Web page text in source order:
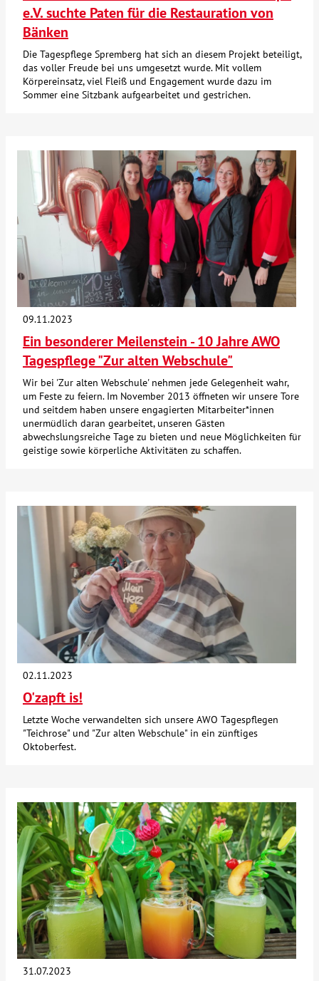
e.V. suchte Paten für die Restauration von
Bänken
Die Tagespflege Spremberg hat sich an diesem Projekt beteiligt,
das voller Freude bei uns umgesetzt wurde. Mit vollem
Körpereinsatz, viel Fleiß und Engagement wurde dazu im
Sommer eine Sitzbank aufgearbeitet und gestrichen.
09.11.2023
Ein besonderer Meilenstein - 10 Jahre AWO
Tagespflege "Zur alten Webschule"
Wir bei 'Zur alten Webschule' nehmen jede Gelegenheit wahr,
um Feste zu feiern. Im November 2013 öffneten wir unsere Tore
und seitdem haben unsere engagierten Mitarbeiter*innen
unermüdlich daran gearbeitet, unseren Gästen
abwechslungsreiche Tage zu bieten und neue Möglichkeiten für
geistige sowie körperliche Aktivitäten zu schaffen.
02.11.2023
O'zapft is!
Letzte Woche verwandelten sich unsere AWO Tagespflegen
"Teichrose" und "Zur alten Webschule" in ein zünftiges
Oktoberfest.
31.07.2023